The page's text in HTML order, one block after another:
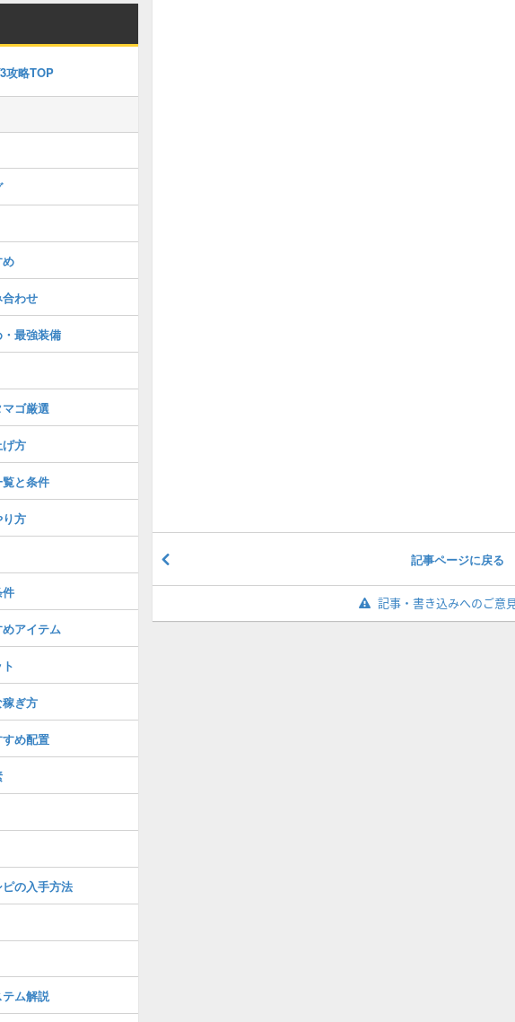
記事ページに戻る
記事・書き込みへのご意
攻略TOP
わせ
最強装備
ゴ厳選
方
と条件
方
アイテム
ぎ方
め配置
の入手方法
ム解説